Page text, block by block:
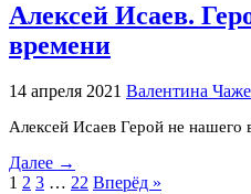
Алексей Исаев.
времени
14 апреля 2021 Валентина
Алексей Исаев Герой не нашего
Далее →
1 2 3 … 22 Вперёд »